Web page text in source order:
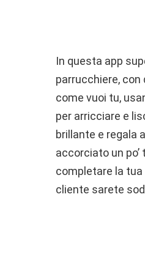
In questa app
parrucchiere,
come vuoi tu,
per arricciare e
brillante e regala
accorciato un
completare la
cliente sarete